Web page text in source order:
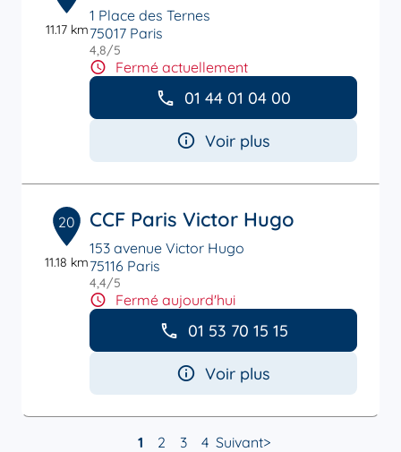
11.17 km
1 Place des Ternes
75017 Paris
4,8/5
Fermé actuellement
01 44 01 04 00
Voir plus
20
11.18 km
CCF Paris Victor Hugo
153 avenue Victor Hugo
75116 Paris
4,4/5
Fermé aujourd'hui
01 53 70 15 15
Voir plus
1 2 3 4 Suivant